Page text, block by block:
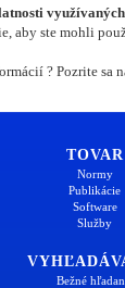
aby ste mohli
? Pozrite sa
TOVAR
Normy
Publikácie
Software
Služby
Bežné